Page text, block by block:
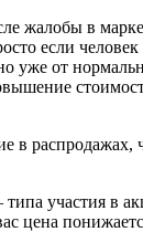
жалобы в
если человек
уже от
распродажах,
участия в
цена